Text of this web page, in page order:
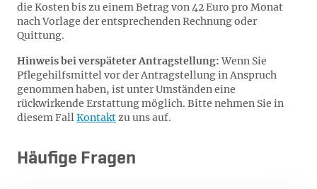
die Kosten bis zu einem Betrag von 42 Euro pro Monat
nach Vorlage der entsprechenden Rechnung oder
Quittung.
Hinweis bei verspäteter Antragstellung:Wenn Sie
Pflegehilfsmittel vor der Antragstellung in Anspruch
genommen haben, ist unter Umständen eine
rückwirkende Erstattung möglich. Bitte nehmen Sie in
diesem FallKontaktzu uns auf.
Häufige Fragen